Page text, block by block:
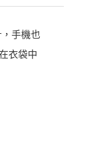
手機也
衣袋中